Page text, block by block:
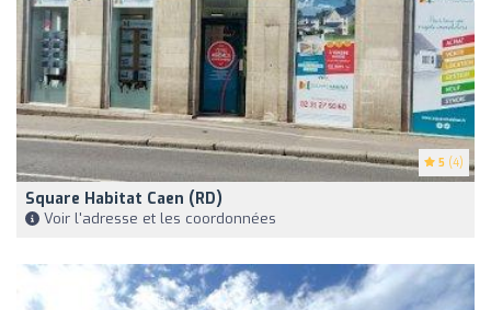
5 (4)
Square Habitat Caen (RD)
Voir l'adresse et les coordonnées